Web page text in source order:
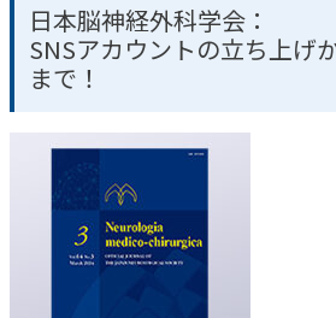
日本脳神経外科学会：
SNSアカウントの立ち上げ
まで！